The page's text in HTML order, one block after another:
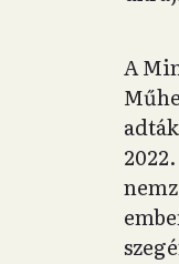
A